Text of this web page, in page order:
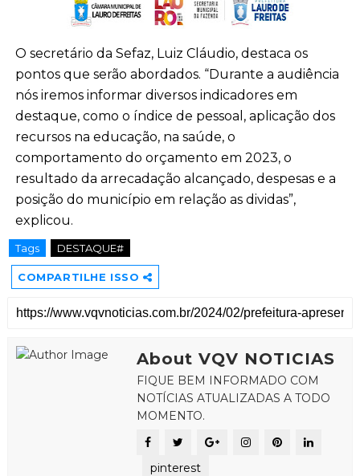
O secretário da Sefaz,Luiz Cláudio, destaca os
pontos que serão abordados. “Durante a audiência
nós iremosinformar diversos indicadores em
destaque,como o índice de pessoal, aplicação dos
recursos na educação, na saúde, o
comportamento do orçamento em 2023, o
resultado da arrecadação alcançado, despesase a
posição do município em relação as dividas”,
explicou.
Tags DESTAQUE#
COMPARTILHE ISSO
About VQV NOTICIAS
FIQUE BEM INFORMADO COM
NOTÍCIAS ATUALIZADAS A TODO
MOMENTO.
pinterest